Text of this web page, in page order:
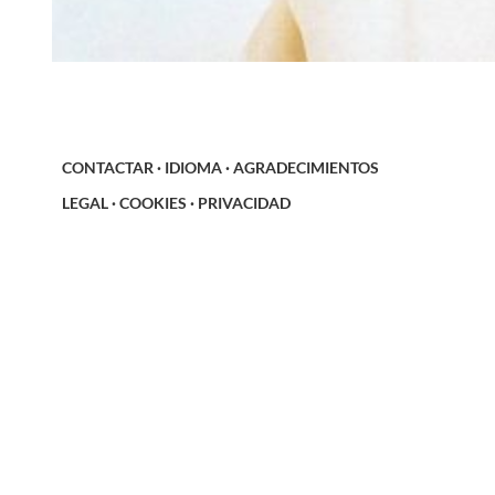
CONTACTAR · IDIOMA·AGRADECIMIENTOS
LEGAL·COOKIES · PRIVACIDAD